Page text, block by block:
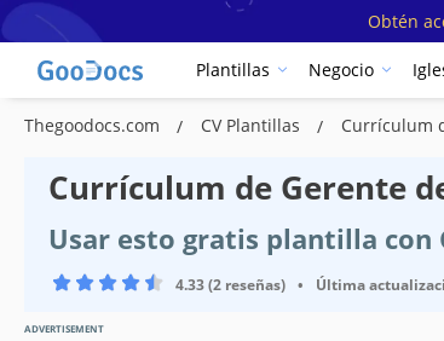
Obtén
Plantillas Negocio
Thegoodocs.com CV Plantillas Currículum
Currículum de Gerente
Usar esto gratis plantilla con
4.33 (2 reseñas) • Última
ADVERTISEMENT